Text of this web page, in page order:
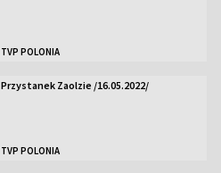
TVP POLONIA
Przystanek Zaolzie /16.05.2022/
TVP POLONIA